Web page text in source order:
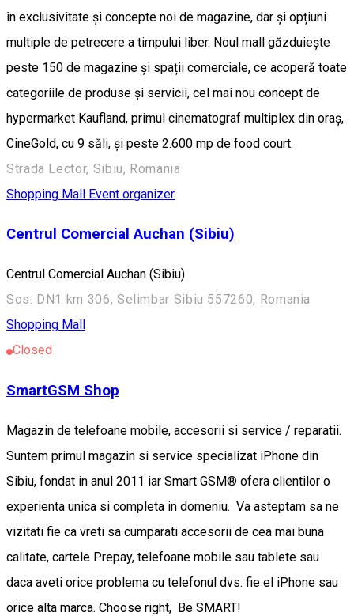
în exclusivitate și concepte noi de magazine, dar și opțiuni
multiple de petrecere a timpului liber. Noul mall găzduiește
peste 150 de magazine și spații comerciale, ce acoperă toate
categoriile de produse și servicii, cel mai nou concept de
hypermarket Kaufland, primul cinematograf multiplex din oraș,
CineGold, cu 9 săli, și peste 2.600 mp de food court.
Strada Lector, Sibiu, Romania
Shopping Mall Event organizer
Centrul Comercial Auchan (Sibiu)
Centrul Comercial Auchan (Sibiu)
Sos. DN1 km 306, Selimbar Sibiu 557260, Romania
Shopping Mall
Closed
SmartGSM Shop
Magazin de telefoane mobile, accesorii si service / reparatii.
Suntem primul magazin si service specializat iPhone din
Sibiu, fondat in anul 2011 iar Smart GSM® ofera clientilor o
experienta unica si completa in domeniu. Va asteptam sa ne
vizitati fie ca vreti sa cumparati accesorii de cea mai buna
calitate, cartele Prepay, telefoane mobile sau tablete sau
daca aveti orice problema cu telefonul dvs. fie el iPhone sau
orice alta marca. Choose right, Be SMART!